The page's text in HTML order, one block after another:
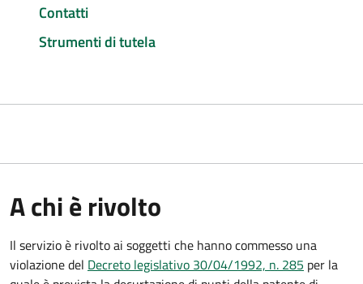
Contatti
Strumenti di tutela
A chi è rivolto
Il servizio è rivolto ai soggetti che hanno commesso una
violazione del Decreto legislativo 30/04/1992, n. 285 per la